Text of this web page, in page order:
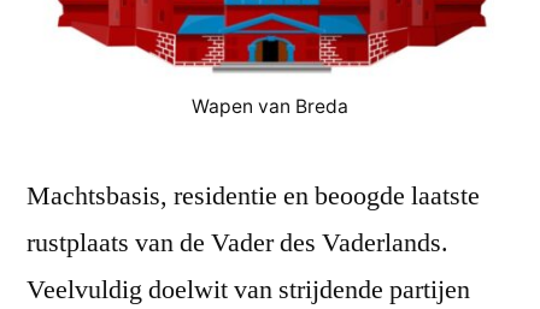
Wapen van Breda
Machtsbasis, residentie en beoogde laatste
rustplaats van de Vader des Vaderlands.
Veelvuldig doelwit van strijdende partijen